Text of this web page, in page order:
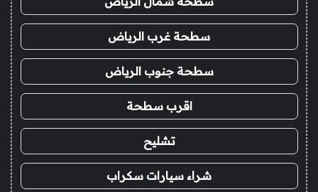
سطحة غرب الرياض
سطحة جنوب الرياض
اقرب سطحة
تشليح
شراء سيارات سكراب